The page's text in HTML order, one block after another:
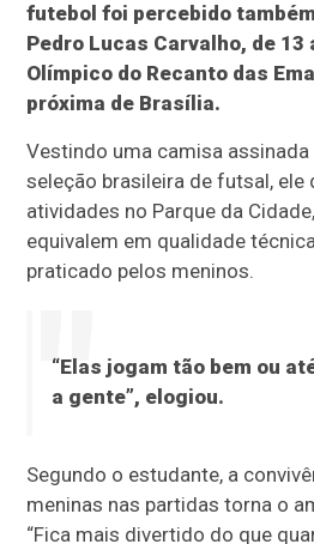
futebol foi percebido
Pedro Lucas Carvalho, de 13
Olímpico do Recanto das
próxima de Brasília.
Vestindo uma camisa
seleção brasileira de futsal, ele
atividades no Parque da
equivalem em qualidade
praticado pelos meninos.
“Elas jogam tão bem ou
a gente”, elogiou.
Segundo o estudante, a
meninas nas partidas torna o
“Fica mais divertido do que